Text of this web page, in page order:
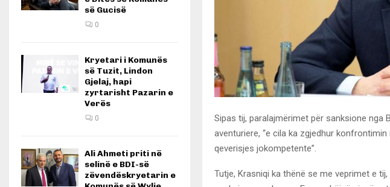
Sipas tij, paralajmërimet për sanksione nga
aventuriere, “e cila ka zgjedhur
qeverisjes jokompetente”.
Tutje, Krasniqi ka thënë se me veprimet e
së Gucisë
0
Kryetari i Komunës
së Tuzit, Lindon
Gjelaj, hapi
zyrtarisht Pazarin e
Verës
0
Ali Ahmeti priti në
selinë e BDI-së
zëvendëskryetarin e